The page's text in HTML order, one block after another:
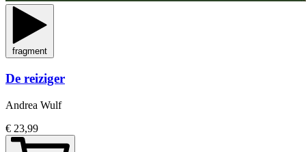
fragment
De reiziger
Andrea Wulf
€ 23,99